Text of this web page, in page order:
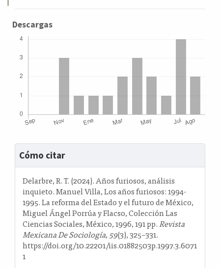
Descargas
Detalles
del
artículo
Cómo citar
Delarbre, R. T. (2024). Años furiosos, análisis
inquieto. Manuel Villa, Los años furiosos: 1994-
1995. La reforma del Estado y el futuro de México,
Miguel Ángel Porrúa y Flacso, Colección Las
Ciencias Sociales, México, 1996, 191 pp.Revista
Mexicana De Sociología,59(3), 325–331.
https://doi.org/10.22201/iis.01882503p.1997.3.6071
1